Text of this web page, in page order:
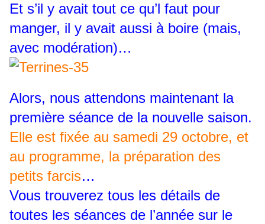
Et s’il y avait tout ce qu’l faut pour
manger, il y avait aussi à boire (mais,
avec modération)…
Alors, nous attendons maintenant la
première séance de la nouvelle saison.
Elle est fixée au samedi 29 octobre, et
au programme, la préparation des
petits farcis…
Vous trouverez tous les détails de
toutes les séances de l’année sur le